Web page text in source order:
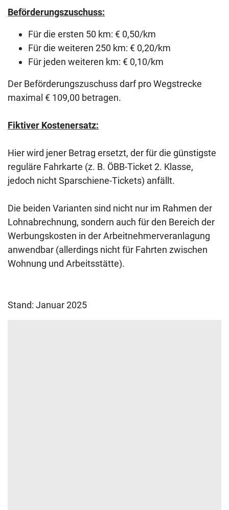
Beförderungszuschuss:
Für die ersten 50 km: € 0,50/km
Für die weiteren 250 km: € 0,20/km
Für jeden weiteren km: € 0,10/km
Der Beförderungszuschuss darf pro Wegstrecke
maximal € 109,00 betragen.
Fiktiver Kostenersatz:
Hier wird jener Betrag ersetzt, der für die günstigste
reguläre Fahrkarte (z. B. ÖBB-Ticket 2. Klasse,
jedoch nicht Sparschiene-Tickets) anfällt.
Die beiden Varianten sind nicht nur im Rahmen der
Lohnabrechnung, sondern auch für den Bereich der
Werbungskosten in der Arbeitnehmerveranlagung
anwendbar (allerdings nicht für Fahrten zwischen
Wohnung und Arbeitsstätte).
Stand: Januar 2025